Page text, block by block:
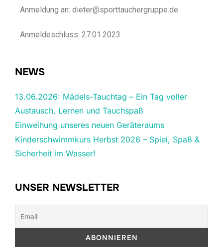
Anmeldung an: dieter@sporttauchergruppe.de
Anmeldeschluss: 27.01.2023
NEWS
13.06.2026: Mädels-Tauchtag – Ein Tag voller
Austausch, Lernen und Tauchspaß
Einweihung unseres neuen Geräteraums
Kinderschwimmkurs Herbst 2026 – Spiel, Spaß &
Sicherheit im Wasser!
UNSER NEWSLETTER